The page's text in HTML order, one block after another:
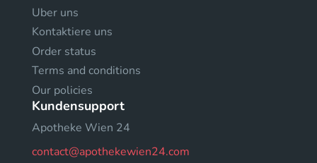
Uber uns
Kontaktiere uns
Order status
Terms and conditions
Our policies
Kundensupport
Apotheke Wien 24
contact@apothekewien24.com